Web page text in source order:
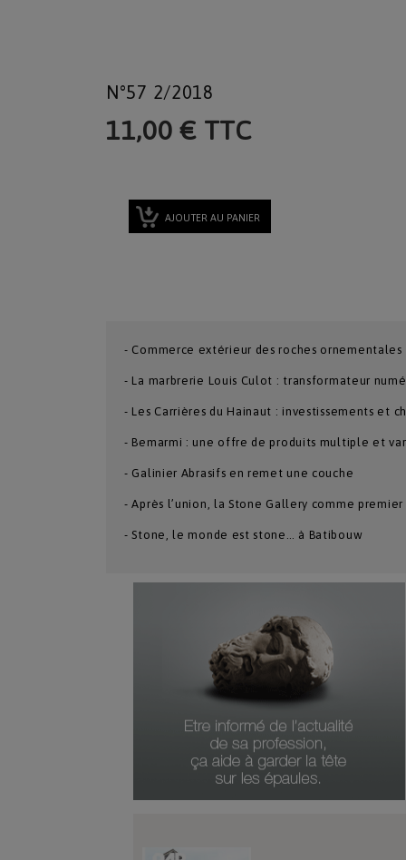
N°57 2/2018
11,00 € TTC
AJOUTER AU PANIER
- Commerce extérieur des roches
- La marbrerie Louis Culot : transformateur
- Les Carrières du Hainaut : investissements et
- Bemarmi : une offre de produits multiple et
- Galinier Abrasifs en remet une couche
- Après l’union, la Stone Gallery comme
- Stone, le monde est stone… à Batibouw
Numéro Du Produit
Type De Produit
Genre Du Produit